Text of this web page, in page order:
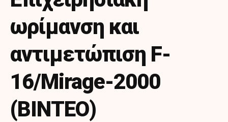
ωρίμανση και
αντιμετώπιση F-
16/Mirage-2000
(ΒΙΝΤΕΟ)